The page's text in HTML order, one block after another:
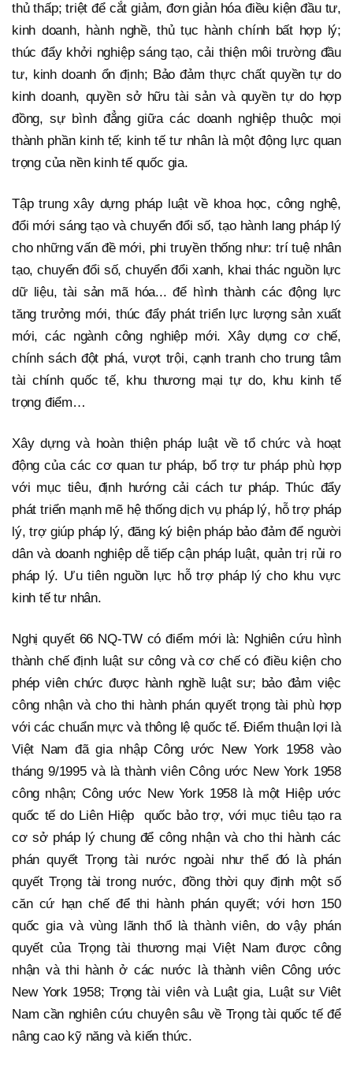
thủ thấp; triệt để cắt giảm, đơn giản hóa điều kiện đầu tư,
kinh doanh, hành nghề, thủ tục hành chính bất hợp lý;
thúc đẩy khởi nghiệp sáng tạo, cải thiện môi trường đầu
tư, kinh doanh ổn định; Bảo đảm thực chất quyền tự do
kinh doanh, quyền sở hữu tài sản và quyền tự do hợp
đồng, sự bình đẳng giữa các doanh nghiệp thuộc mọi
thành phần kinh tế; kinh tế tư nhân là một động lực quan
trọng của nền kinh tế quốc gia.
Tập trung xây dựng pháp luật về khoa học, công nghệ,
đổi mới sáng tạo và chuyển đổi số, tạo hành lang pháp lý
cho những vấn đề mới, phi truyền thống như: trí tuệ nhân
tạo, chuyển đổi số, chuyển đổi xanh, khai thác nguồn lực
dữ liệu, tài sản mã hóa... để hình thành các động lực
tăng trưởng mới, thúc đẩy phát triển lực lượng sản xuất
mới, các ngành công nghiệp mới. Xây dựng cơ chế,
chính sách đột phá, vượt trội, cạnh tranh cho trung tâm
tài chính quốc tế, khu thương mại tự do, khu kinh tế
trọng điểm…
Xây dựng và hoàn thiện pháp luật về tổ chức và hoạt
động của các cơ quan tư pháp, bổ trợ tư pháp phù hợp
với mục tiêu, định hướng cải cách tư pháp. Thúc đẩy
phát triển mạnh mẽ hệ thống dịch vụ pháp lý, hỗ trợ pháp
lý, trợ giúp pháp lý, đăng ký biện pháp bảo đảm để người
dân và doanh nghiệp dễ tiếp cận pháp luật, quản trị rủi ro
pháp lý. Ưu tiên nguồn lực hỗ trợ pháp lý cho khu vực
kinh tế tư nhân.
Nghị quyết 66 NQ-TW có điểm mới là: Nghiên cứu hình
thành chế định luật sư công và cơ chế có điều kiện cho
phép viên chức được hành nghề luật sư; bảo đảm việc
công nhận và cho thi hành phán quyết trọng tài phù hợp
với các chuẩn mực và thông lệ quốc tế. Điểm thuận lợi là
Việt Nam đã gia nhập Công ước New York 1958 vào
tháng 9/1995 và là thành viên Công ước New York 1958
công nhận; Công ước New York 1958 là một Hiệp ước
quốc tế do Liên Hiệp quốc bảo trợ, với mục tiêu tạo ra
cơ sở pháp lý chung để công nhận và cho thi hành các
phán quyết Trọng tài nước ngoài như thể đó là phán
quyết Trọng tài trong nước, đồng thời quy định một số
căn cứ hạn chế để thi hành phán quyết; với hơn 150
quốc gia và vùng lãnh thổ là thành viên, do vậy phán
quyết của Trọng tài thương mại Việt Nam được công
nhận và thi hành ở các nước là thành viên Công ước
New York 1958; Trọng tài viên và Luật gia, Luật sư Viêt
Nam cần nghiên cứu chuyên sâu về Trọng tài quốc tế để
nâng cao kỹ năng và kiến thức.